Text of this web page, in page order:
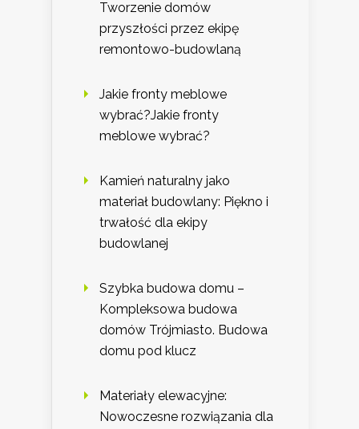
Tworzenie domów
przyszłości przez ekipę
remontowo-budowlaną
Jakie fronty meblowe
wybrać?Jakie fronty
meblowe wybrać?
Kamień naturalny jako
materiał budowlany: Piękno i
trwałość dla ekipy
budowlanej
Szybka budowa domu –
Kompleksowa budowa
domów Trójmiasto. Budowa
domu pod klucz
Materiały elewacyjne:
Nowoczesne rozwiązania dla